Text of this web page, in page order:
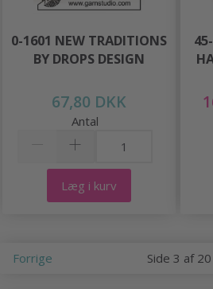
0-1601 NEW TRADITIONS
BY DROPS DESIGN
67,80 DKK
Antal
Læg i kurv
Forrige Side 3 af 20